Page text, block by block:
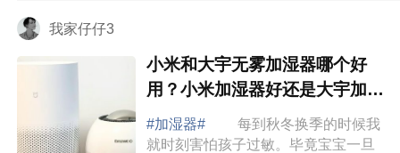
我家仔仔3
小米和大宇无雾加湿器哪个好
用？小米加湿器好还是大宇加湿
器好
#加湿器#
每到秋冬换季的时候我
就时刻害怕孩子过敏。毕竟宝宝一旦